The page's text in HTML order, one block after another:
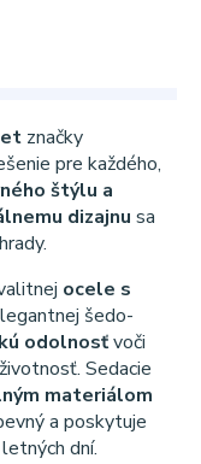
značky
pre každého,
štýlu a
dizajnu sa
ocele s
šedo-
odolnosťvoči
Sedacie
materiálom
a poskytuje
dní.